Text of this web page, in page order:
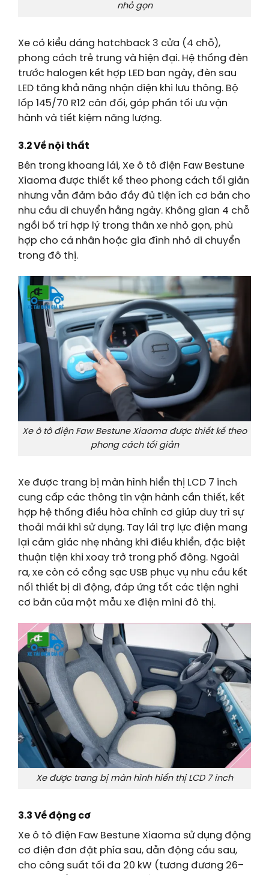
nhỏ gọn
Xe có kiểu dáng hatchback 3 cửa (4 chỗ),
phong cách trẻ trung và hiện đại. Hệ thống đèn
trước halogen kết hợp LED ban ngày, đèn sau
LED tăng khả năng nhận diện khi lưu thông. Bộ
lốp 145/70 R12 cân đối, góp phần tối ưu vận
hành và tiết kiệm năng lượng.
3.2 Về nội thất
Bên trong khoang lái, Xe ô tô điện Faw Bestune
Xiaoma được thiết kế theo phong cách tối giản
nhưng vẫn đảm bảo đầy đủ tiện ích cơ bản cho
nhu cầu di chuyển hằng ngày. Không gian 4 chỗ
ngồi bố trí hợp lý trong thân xe nhỏ gọn, phù
hợp cho cá nhân hoặc gia đình nhỏ di chuyển
trong đô thị.
Xe ô tô điện Faw Bestune Xiaoma được thiết kế theo
phong cách tối giản
Xe được trang bị màn hình hiển thị LCD 7 inch
cung cấp các thông tin vận hành cần thiết, kết
hợp hệ thống điều hòa chỉnh cơ giúp duy trì sự
thoải mái khi sử dụng. Tay lái trợ lực điện mang
lại cảm giác nhẹ nhàng khi điều khiển, đặc biệt
thuận tiện khi xoay trở trong phố đông. Ngoài
ra, xe còn có cổng sạc USB phục vụ nhu cầu kết
nối thiết bị di động, đáp ứng tốt các tiện nghi
cơ bản của một mẫu xe điện mini đô thị.
Xe được trang bị màn hình hiển thị LCD 7 inch
3.3 Về động cơ
Xe ô tô điện Faw Bestune Xiaoma sử dụng động
cơ điện đơn đặt phía sau, dẫn động cầu sau,
cho công suất tối đa 20 kW (tương đương 26–